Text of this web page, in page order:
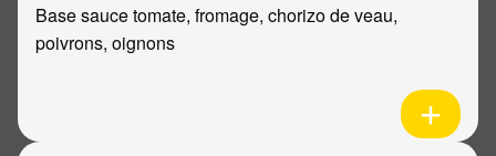
Base sauce tomate, fromage, chorizo de veau,
poivrons, oignons